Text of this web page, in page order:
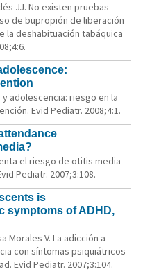
JJ. No existen pruebas
de bupropión de liberación
la deshabituación tabáquica
adolescencia: riesgo en la
Evid Pediatr. 2008;4:1.
el riesgo de otitis media
Pediatr. 2007;3:108.
is
symptoms of ADHD,
Morales V. La adicción a
con síntomas psiquiátricos
Evid Pediatr. 2007;3:104.